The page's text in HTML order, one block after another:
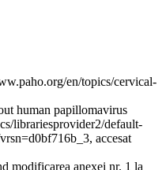
en/topics/cervical-
human papillomavirus
librariesprovider2/default-
accesat
modificarea anexei nr. 1 la